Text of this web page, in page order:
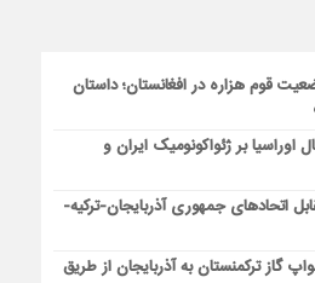
قوم هزاره در افغانستان؛ داستان
اوراسیا بر ژئواکونومیک ایران و
اتحادهای جمهوری آذربایجان-ترکیه-
گاز ترکمنستان به آذربایجان از طریق